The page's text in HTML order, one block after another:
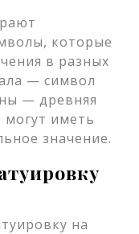
которые
в разных
— символ
— древняя
иметь
значение.
на